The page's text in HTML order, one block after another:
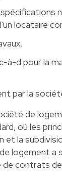
locataire
à-d pour la
par la
de
où les
la
logement a
contrats